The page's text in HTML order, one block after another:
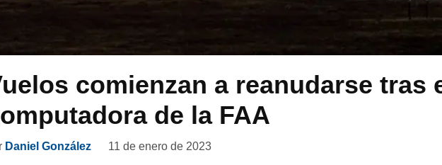
comienzan a reanudarse tras
de la FAA
Daniel González 11 de enero de 2023